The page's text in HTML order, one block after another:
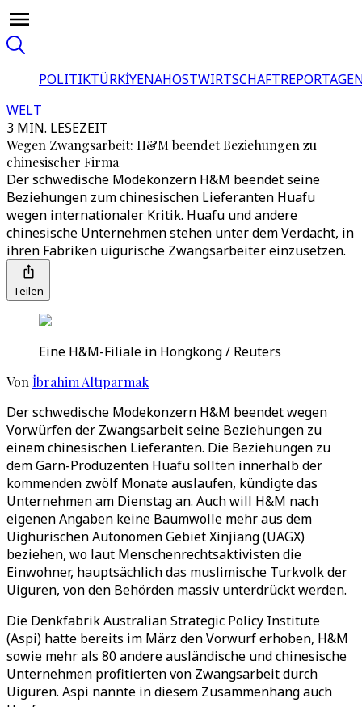
POLITIKTÜRKİYENAHOSTWIRTSCHAFT
WELT
3 MIN. LESEZEIT
Wegen Zwangsarbeit: H&M beendet Beziehungen zu
chinesischer Firma
Der schwedische Modekonzern H&M beendet seine
Beziehungen zum chinesischen Lieferanten Huafu
wegen internationaler Kritik. Huafu und andere
chinesische Unternehmen stehen unter dem Verdacht, in
ihren Fabriken uigurische Zwangsarbeiter einzusetzen.
Teilen
Eine H&M-Filiale in Hongkong / Reuters
Von İbrahim Altıparmak
Der schwedische Modekonzern H&M beendet wegen
Vorwürfen der Zwangsarbeit seine Beziehungen zu
einem chinesischen Lieferanten. Die Beziehungen zu
dem Garn-Produzenten Huafu sollten innerhalb der
kommenden zwölf Monate auslaufen, kündigte das
Unternehmen am Dienstag an. Auch will H&M nach
eigenen Angaben keine Baumwolle mehr aus dem
Uighurischen Autonomen Gebiet Xinjiang (UAGX)
beziehen, wo laut Menschenrechtsaktivisten die
Einwohner, hauptsächlich das muslimische Turkvolk der
Uiguren, von den Behörden massiv unterdrückt werden.
Die Denkfabrik Australian Strategic Policy Institute
(Aspi) hatte bereits im März den Vorwurf erhoben, H&M
sowie mehr als 80 andere ausländische und chinesische
Unternehmen profitierten von Zwangsarbeit durch
Uiguren. Aspi nannte in diesem Zusammenhang auch